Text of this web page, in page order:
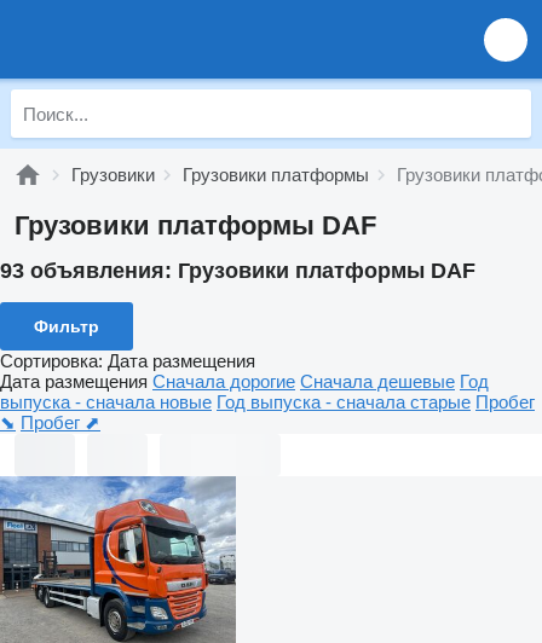
Грузовики Грузовики платформы Грузовики
Грузовики платформы DAF
93 объявления: Грузовики платформы DAF
Фильтр
Сортировка: Дата размещения
Дата размещения Сначала дорогие Сначала дешевые Год
выпуска - сначала новые Год выпуска - сначала старые Пробег
⬊ Пробег ⬈